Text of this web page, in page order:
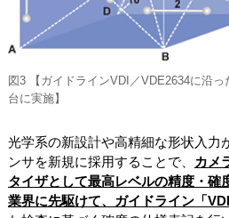
図3 【ガイドラインVDI／VDE2634に沿
台に実施】
光学系の新設計や高精細な形状入力
ンサを新規に採用することで、
カメ
タイザとして最高レベルの精度・確
業界に先駆けて、ガイドライン「